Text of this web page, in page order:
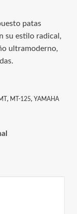
patas
su estilo radical,
ultramoderno,
, MT-125, YAMAHA